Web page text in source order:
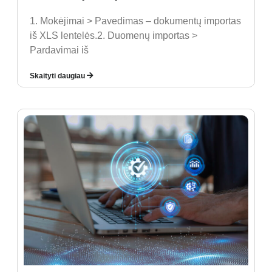
1. Mokėjimai > Pavedimas – dokumentų importas
iš XLS lentelės.2. Duomenų importas >
Pardavimai iš
Skaityti daugiau